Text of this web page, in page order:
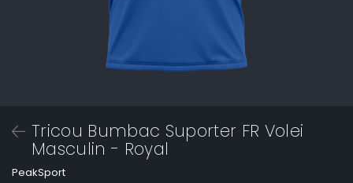
Tricou Bumbac Suporter FR Volei
Masculin - Royal
PeakSport